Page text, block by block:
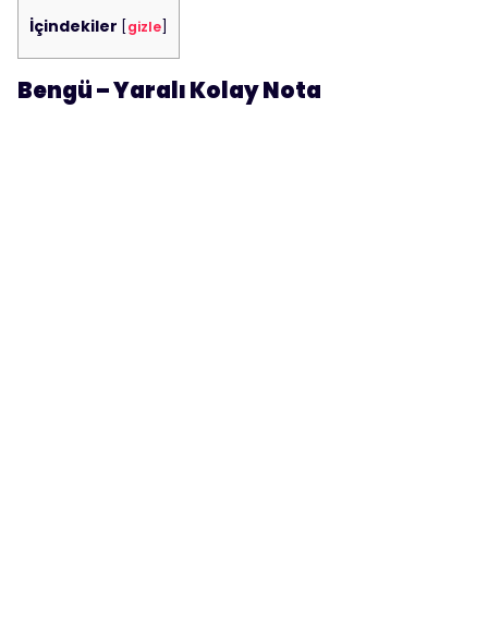
İçindekiler gizle
Bengü – Yaralı Kolay Nota